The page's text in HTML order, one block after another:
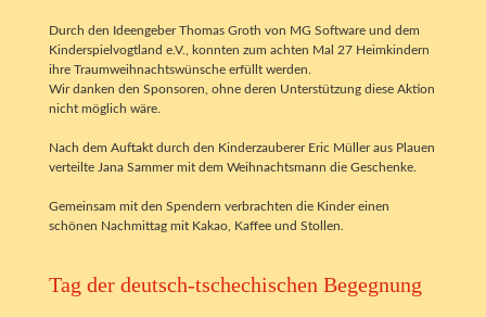
Durch den Ideengeber Thomas Groth von MG Software und dem
Kinderspielvogtland e.V., konnten zum achten Mal 27 Heimkindern
ihre Traumweihnachtswünsche erfüllt werden.
Wir danken den Sponsoren, ohne deren Unterstützung diese Aktion
nicht möglich wäre.
Nach dem Auftakt durch den Kinderzauberer Eric Müller aus Plauen
verteilte Jana Sammer mit dem Weihnachtsmann die Geschenke.
Gemeinsam mit den Spendern verbrachten die Kinder einen
schönen Nachmittag mit Kakao, Kaffee und Stollen.
Tag der deutsch-tschechischen Begegnung